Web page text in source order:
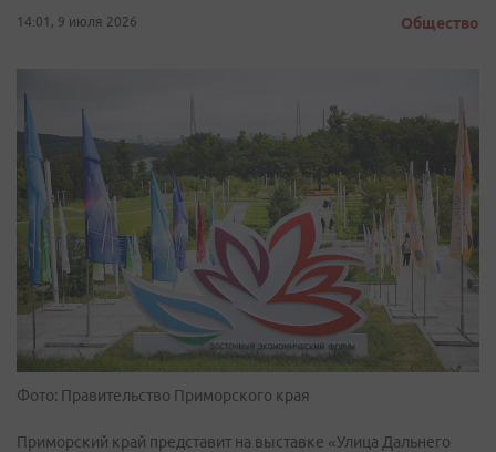
14:01, 9 июля 2026 Общество
Фото: Правительство Приморского края
Приморский край представит на выставке «Улица Дальнего